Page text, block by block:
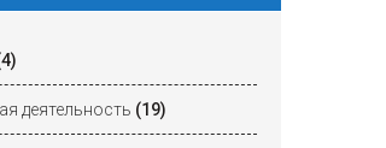
деятельность (19)